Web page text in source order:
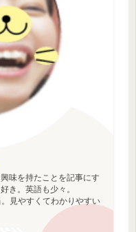
味を持たことを記事にす
き。英語も少々。
見やすくてわかりやすい